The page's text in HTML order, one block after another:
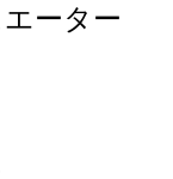
ーター